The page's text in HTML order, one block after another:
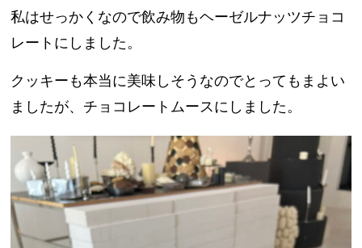
私はせっかくなので飲み物もヘーゼルナッツチョコ
レートにしました。
クッキーも本当に美味しそうなのでとってもまよい
ましたが、チョコレートムースにしました。